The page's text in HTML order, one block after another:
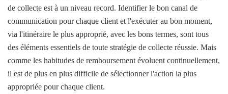
de collecte est à un niveau record. Identifier le bon canal de
communication pour chaque client et l'exécuter au bon moment,
via l'itinéraire le plus approprié, avec les bons termes, sont tous
des éléments essentiels de toute stratégie de collecte réussie. Mais
comme les habitudes de remboursement évoluent continuellement,
il est de plus en plus difficile de sélectionner l'action la plus
appropriée pour chaque client.